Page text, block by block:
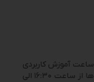
طول ساعت این دوره به مدت ۱۴ ساعت آموزش کاربردی
می باشد و شروع دوره پنج شنبه ها از ساعت ۱۶:۳۰ الی